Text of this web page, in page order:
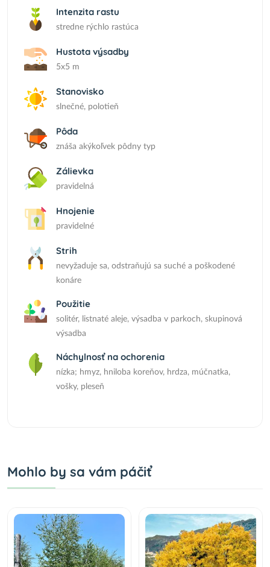
Intenzita rastu
stredne rýchlo rastúca
Hustota výsadby
5x5 m
Stanovisko
slnečné, polotieň
Pôda
znáša akýkoľvek pôdny typ
Zálievka
pravidelná
Hnojenie
pravidelné
Strih
nevyžaduje sa, odstraňujú sa suché a poškodené
konáre
Použitie
solitér, listnaté aleje, výsadba v parkoch, skupinová
výsadba
Náchylnosť na ochorenia
nízka; hmyz, hniloba koreňov, hrdza, múčnatka,
vošky, pleseň
Mohlo by sa vám páčiť